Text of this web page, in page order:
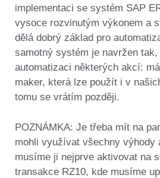
implementaci se systém SAP
vysoce rozvinutým výkonem a
dělá dobrý základ pro
samotný systém je navržen tak,
automatizaci některých akcí:
maker, která lze použít i v
tomu se vrátím později.
POZNÁMKA: Je třeba mít na
mohli využívat všechny výhody
musíme ji nejprve aktivovat na
transakce RZ10, kde musíme